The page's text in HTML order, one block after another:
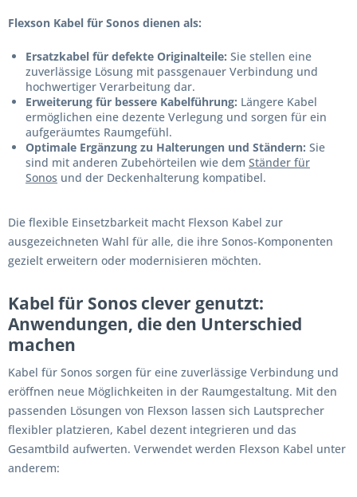
Flexson Kabel für Sonos dienen als:
Ersatzkabel für defekte Originalteile: Sie stellen eine
zuverlässige Lösung mit passgenauer Verbindung und
hochwertiger Verarbeitung dar.
Erweiterung für bessere Kabelführung: Längere Kabel
ermöglichen eine dezente Verlegung und sorgen für ein
aufgeräumtes Raumgefühl.
Optimale Ergänzung zu Halterungen und Ständern: Sie
sind mit anderen Zubehörteilen wie dem Ständer für
Sonos und der Deckenhalterung kompatibel.
Die flexible Einsetzbarkeit macht Flexson Kabel zur
ausgezeichneten Wahl für alle, die ihre Sonos-Komponenten
gezielt erweitern oder modernisieren möchten.
Kabel für Sonos clever genutzt:
Anwendungen, die den Unterschied
machen
Kabel für Sonos sorgen für eine zuverlässige Verbindung und
eröffnen neue Möglichkeiten in der Raumgestaltung. Mit den
passenden Lösungen von Flexson lassen sich Lautsprecher
flexibler platzieren, Kabel dezent integrieren und das
Gesamtbild aufwerten. Verwendet werden Flexson Kabel unter
anderem: